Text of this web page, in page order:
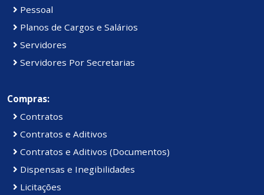
Pessoal
Planos de Cargos e Salários
Servidores
Servidores Por Secretarias
Compras:
Contratos
Contratos e Aditivos
Contratos e Aditivos (Documentos)
Dispensas e Inegibilidades
Licitações